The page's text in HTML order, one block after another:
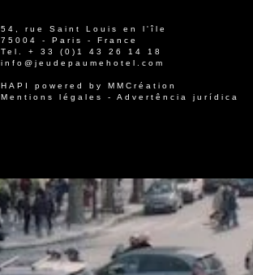
54, rue Saint Louis en l'île
75004 - Paris - France
Tel. + 33 (0)1 43 26 14 18
info@jeudepaumehotel.com
HAPI powered by MMCréation
Mentions légales
- Advertência jurídica